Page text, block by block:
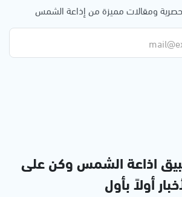
حصرية ومقالات مميزة من إذاعة الشمس
اذاعة الشمس وكن على
أولاً بأول